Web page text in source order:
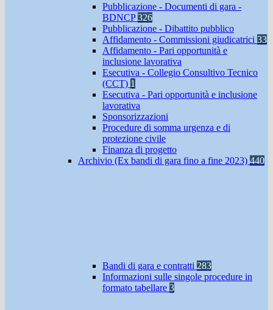
Pubblicazione - Documenti di gara -
BDNCP326
Pubblicazione - Dibattito pubblico
Affidamento - Commissioni giudicatrici 33
Affidamento - Pari opportunità e
inclusione lavorativa
Esecutiva - Collegio Consultivo Tecnico
(CCT) 1
Esecutiva - Pari opportunità e inclusione
lavorativa
Sponsorizzazioni
Procedure di somma urgenza e di
protezione civile
Finanza di progetto
Archivio (Ex bandi di gara fino a fine 2023) 440
Bandi di gara e contratti 283
Informazioni sulle singole procedure in
formato tabellare 3